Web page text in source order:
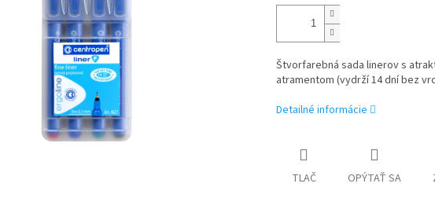
Štvorfarebná sada linerov s
atramentom (vydrží 14 dní bez
Detailné informácie
TLAČ OPÝTAŤ SA